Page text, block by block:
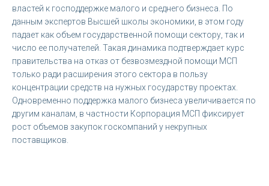
властей к господдержке малого и среднего бизнеса. По
данным экспертов Высшей школы экономики, в этом году
падает как объем государственной помощи сектору, так и
число ее получателей. Такая динамика подтверждает курс
правительства на отказ от безвозмездной помощи МСП
только ради расширения этого сектора в пользу
концентрации средств на нужных государству проектах.
Одновременно поддержка малого бизнеса увеличивается по
другим каналам, в частности Корпорация МСП фиксирует
рост объемов закупок госкомпаний у некрупных
поставщиков.